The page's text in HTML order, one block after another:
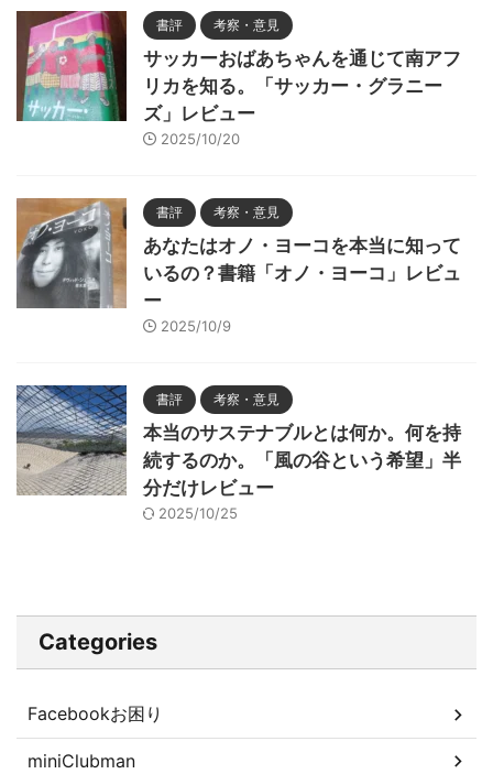
書評 考察・意見
サッカーおばあちゃんを通じて南アフ
リカを知る。「サッカー・グラニー
ズ」レビュー
2025/10/20
書評 考察・意見
あなたはオノ・ヨーコを本当に知って
いるの？書籍「オノ・ヨーコ」レビュ
ー
2025/10/9
書評 考察・意見
本当のサステナブルとは何か。何を持
続するのか。「風の谷という希望」半
分だけレビュー
2025/10/25
Categories
Facebookお困り
miniClubman